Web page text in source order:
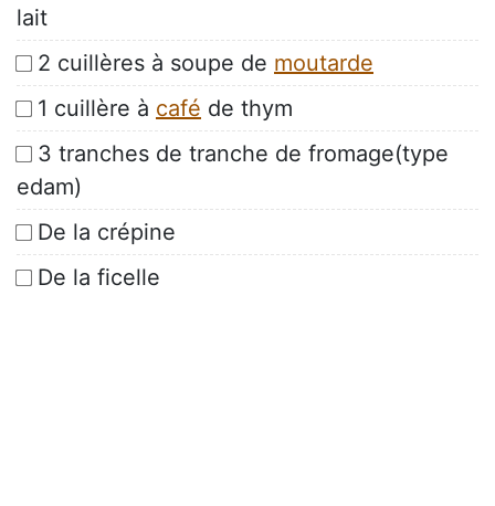
lait
2 cuillères à soupe de moutarde
1 cuillère à café de thym
3 tranches de tranche de fromage(type
edam)
De la crépine
De la ficelle